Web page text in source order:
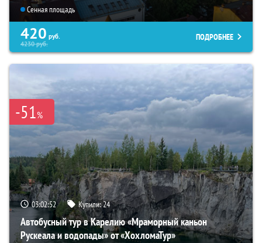
Сенная площадь
420 руб.
4230руб.
ПОДРОБНЕЕ
-51%
03:02:51 Купили:24
Автобусный тур в Карелию «Мраморный каньон
Рускеала и водопады» от «ХохломаТур»